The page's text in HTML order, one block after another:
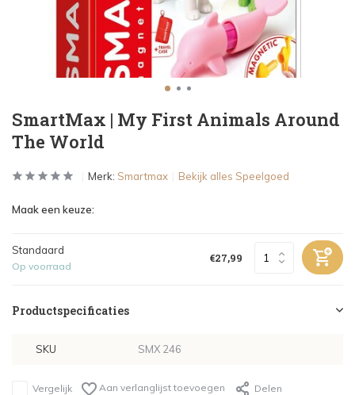
SmartMax | My First Animals Around
The World
Merk: Smartmax Bekijk alles Speelgoed
Maak een keuze:
Standaard
Op voorraad
€27,99
Productspecificaties
SKU SMX 246
Vergelijk Aan verlanglijst toevoegen Delen